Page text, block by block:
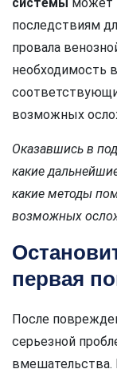
системы может
последствиям
провала
необходимость
возможных
Оказавшись в
какие
какие методы
возможных
первая
После
серьезной
вмешательства.